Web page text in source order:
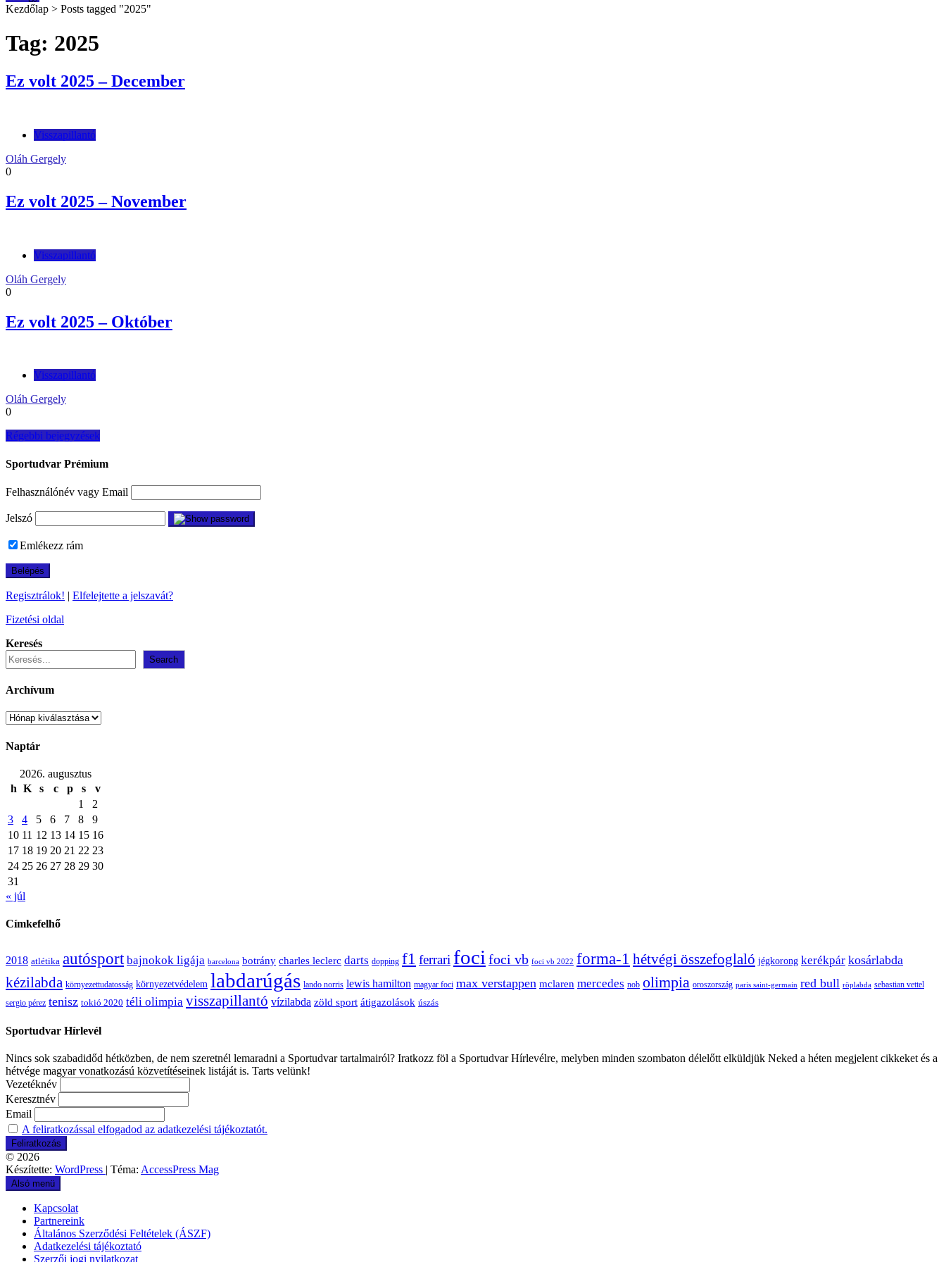
Kezdőlap > Posts tagged "2025"
Tag: 2025
Ez volt 2025 – December
Visszapillantó
Oláh Gergely
0
Ez volt 2025 – November
Visszapillantó
Oláh Gergely
0
Ez volt 2025 – Október
Visszapillantó
Oláh Gergely
0
Bejegyzés
navigáció
Régebbi bejegyzések
Sportudvar Prémium
Felhasználónév vagy Email
Jelszó
Emlékezz rám
Regisztrálok! | Elfelejtette a jelszavát?
Fizetési oldal
Keresés
Search
Archívum
Archívum
Naptár
2026. augusztus
h K s c p s
v
1
2
3
4 5 6 7 8
9
10 11 12 13 14 15 16
17 18 19 20 21 22 23
24 25 26 27 28 29 30
31
« júl
Címkefelhő
2018 atlétika autósport bajnokok ligája barcelona botrány charles leclerc darts dopping f1 ferrari foci foci vb foci vb 2022 forma-1 hétvégi összefoglaló jégkorong kerékpár kosárlabda
kézilabda környezettudatosság környezetvédelem labdarúgás lando norris lewis hamilton magyar foci max verstappen mclaren mercedes nob olimpia oroszország paris saint-germain red bull röplabda sebastian vettel
sergio pérez tenisz tokió 2020 téli olimpia visszapillantó vízilabda zöld sport átigazolások úszás
Sportudvar Hírlevél
Nincs sok szabadidőd hétközben, de nem szeretnél lemaradni a Sportudvar tartalmairól? Iratkozz föl a Sportudvar Hírlevélre, melyben minden szombaton délelőtt elküldjük Neked a héten megjelent cikkeket és a
hétvége magyar vonatkozású közvetítéseinek listáját is. Tarts velünk!
Vezetéknév
Keresztnév
Email
A feliratkozással elfogadod az adatkezelési tájékoztatót.
© 2026
Készítette: WordPress | Téma: AccessPress Mag
Alsó menü
Kapcsolat
Partnereink
Általános Szerződési Feltételek (ÁSZF)
Adatkezelési tájékoztató
Szerzői jogi nyilatkozat